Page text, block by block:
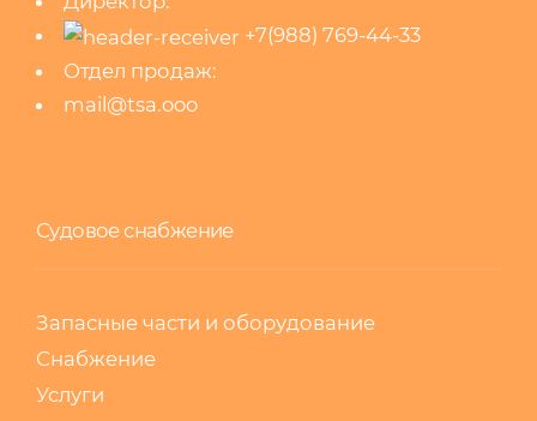
+7(988) 769-44-33
Отдел продаж:
mail@tsa.ooo
Судовое снабжение
Запасные части и оборудование
Снабжение
Услуги